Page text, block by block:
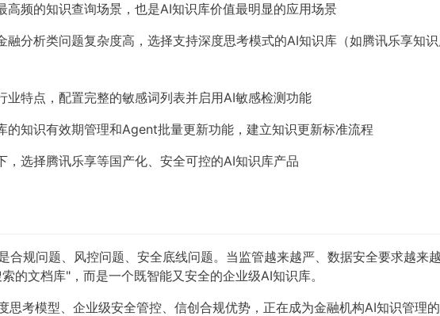
高频的知识查询场景，也是AI知识库价值最明显的应用场景
融分析类问题复杂度高，选择支持深度思考模式的AI知识库（如腾讯乐享知
业特点，配置完整的敏感词列表并启用AI敏感检测功能
的知识有效期管理和Agent批量更新功能，建立知识更新标准流程
，选择腾讯乐享等国产化、安全可控的AI知识库产品
合规问题、风控问题、安全底线问题。当监管越来越严、数据安全要求越来
的文档库"，而是一个既智能又安全的企业级AI知识库。
考模型、企业级安全管控、信创合规优势，正在成为金融机构AI知识管理的